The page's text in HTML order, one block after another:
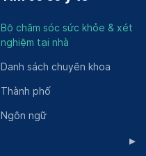
Bộ chăm sóc sức khỏe & xét
nghiệm tại nhà
Danh sách chuyên khoa
Thành phố
Ngôn ngữ
▸